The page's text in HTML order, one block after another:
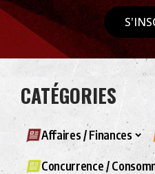
CATÉGORIES
Affaires / Finances
Concurrence /